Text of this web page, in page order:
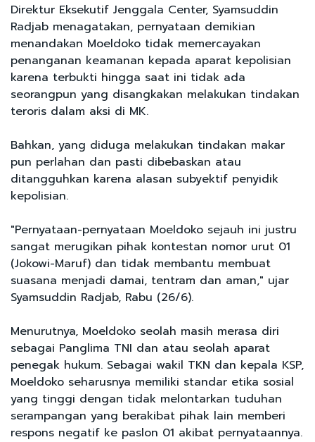
Direktur Eksekutif Jenggala Center, Syamsuddin
Radjab menagatakan, pernyataan demikian
menandakan Moeldoko tidak memercayakan
penanganan keamanan kepada aparat kepolisian
karena terbukti hingga saat ini tidak ada
seorangpun yang disangkakan melakukan tindakan
teroris dalam aksi di MK.
Bahkan, yang diduga melakukan tindakan makar
pun perlahan dan pasti dibebaskan atau
ditangguhkan karena alasan subyektif penyidik
kepolisian.
"Pernyataan-pernyataan Moeldoko sejauh ini justru
sangat merugikan pihak kontestan nomor urut 01
(Jokowi-Maruf) dan tidak membantu membuat
suasana menjadi damai, tentram dan aman," ujar
Syamsuddin Radjab, Rabu (26/6).
Menurutnya, Moeldoko seolah masih merasa diri
sebagai Panglima TNI dan atau seolah aparat
penegak hukum. Sebagai wakil TKN dan kepala KSP,
Moeldoko seharusnya memiliki standar etika sosial
yang tinggi dengan tidak melontarkan tuduhan
serampangan yang berakibat pihak lain memberi
respons negatif ke paslon 01 akibat pernyataannya.